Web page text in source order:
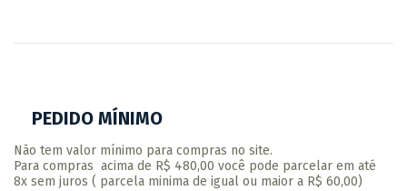
PEDIDO MÍNIMO
Não tem valor mínimo para compras no site.
Para compras acima de R$ 480,00 você pode parcelar em até
8x sem juros ( parcela minima de igual ou maior a R$ 60,00)